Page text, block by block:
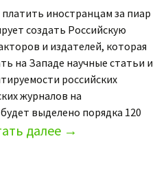
иностранцам за пиар
создать Российскую
и издателей, которая
на Западе научные статьи и
российских
журналов на
выделено порядка 120
далее →